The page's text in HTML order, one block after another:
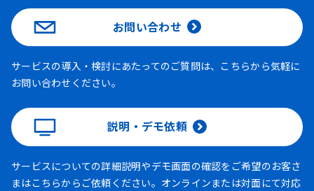
お問い合わせ
サービスの導入・検討にあたってのご質問は、こちらから気軽に
お問い合わせください。
説明・デモ依頼
サービスについての詳細説明やデモ画面の確認をご希望のお客さ
まはこちらからご依頼ください。オンラインまたは対面にて対応